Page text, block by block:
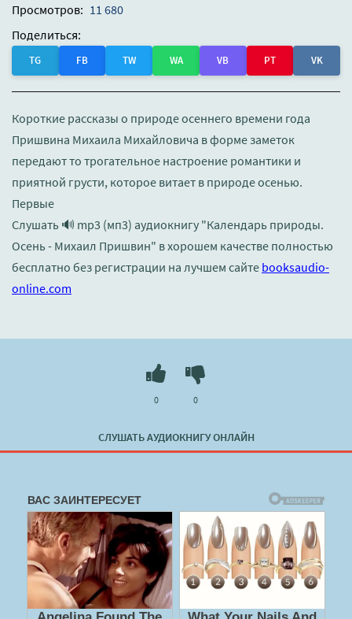
Просмотров: 11 680
Поделиться:
TG FB TW WA VB PT VK
Короткие рассказы о природе осеннего времени года
Пришвина Михаила Михайловича в форме заметок
передают то трогательное настроение романтики и
приятной грусти, которое витает в природе осенью.
Первые
Слушать 🔊 mp3 (мп3) аудиокнигу "Календарь природы.
Осень - Михаил Пришвин" в хорошем качестве полностью
бесплатно без регистрации на лучшем сайте booksaudio-
online.com
СЛУШАТЬ АУДИОКНИГУ ОНЛАЙН
0 0